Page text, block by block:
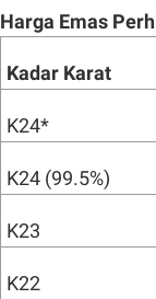
Harga Emas
Kadar Karat
K24*
K24 (99.5%)
K23
K22